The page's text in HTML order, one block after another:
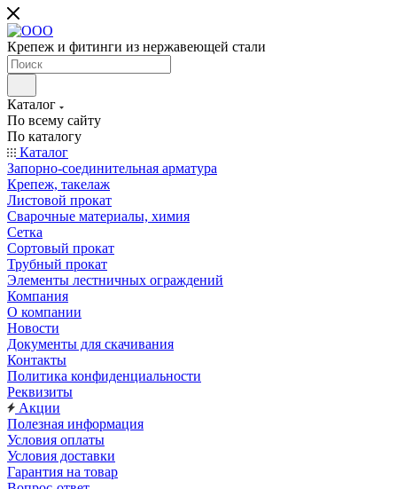
Крепеж и фитинги из нержавеющей стали
Каталог
По всему сайту
По каталогу
Каталог
Запорно-соединительная арматура
Крепеж, такелаж
Листовой прокат
Сварочные материалы, химия
Сетка
Сортовый прокат
Трубный прокат
Элементы лестничных ограждений
Компания
О компании
Новости
Документы для скачивания
Контакты
Политика конфиденциальности
Реквизиты
Акции
Полезная информация
Условия оплаты
Условия доставки
Гарантия на товар